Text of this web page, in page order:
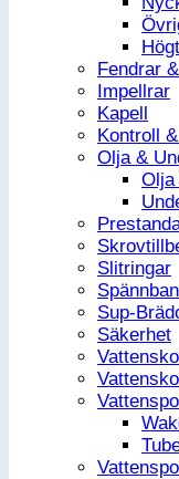
Fendrar
Impellrar
Kapell
Kontroll
Olja &
Olja
Slitringar
Sup-
Säkerhet